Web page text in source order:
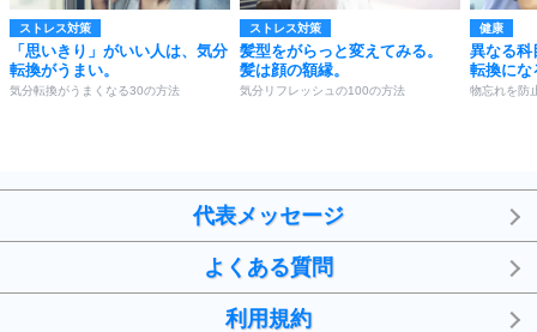
ストレス対策
「思いきり」がいい人は、気分
転換がうまい。
気分転換がうまくなる30の方法
ストレス対策
髪型をがらっと変えてみる。
髪は顔の額縁。
気分リフレッシュの100の方法
健康
異なる科
転換にな
物忘れを防
代表メッセージ
よくある質問
利用規約